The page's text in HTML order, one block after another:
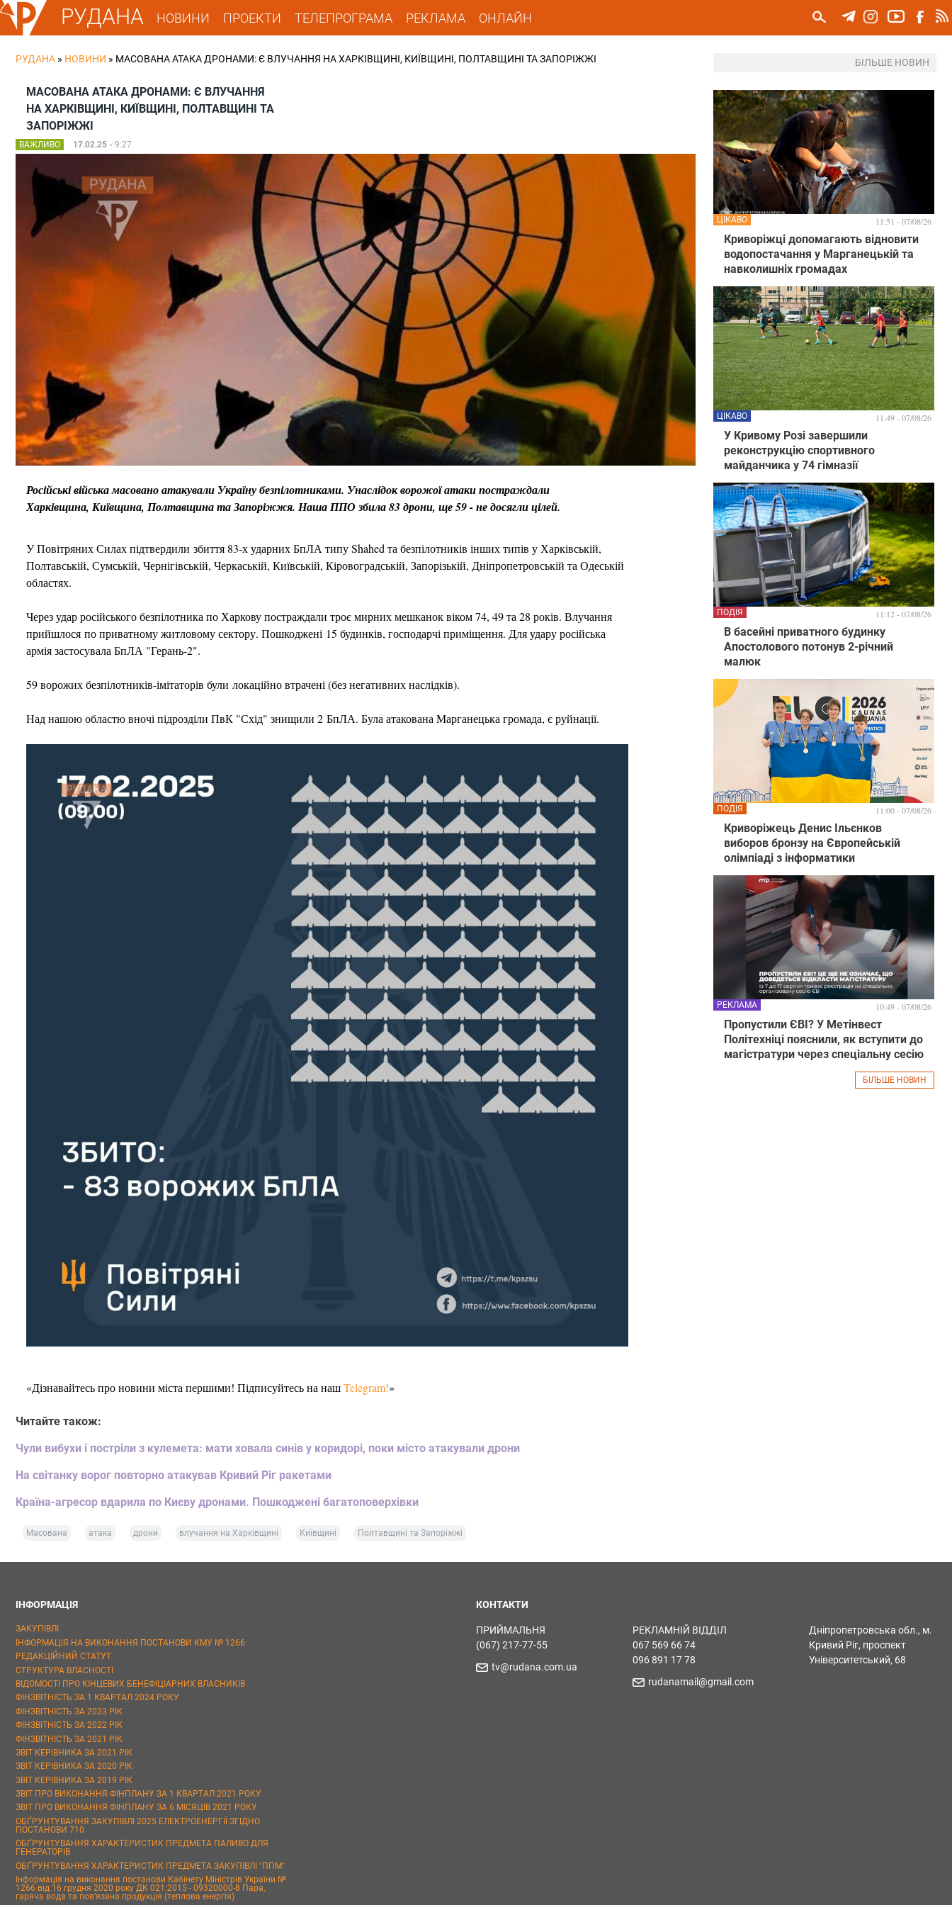
РУДАНА НОВИНИ ПРОЕКТИ ТЕЛЕПРОГРАМА РЕКЛАМА ОНЛАЙН
РУДАНА » НОВИНИ » МАСОВАНА АТАКА ДРОНАМИ: Є ВЛУЧАННЯ НА ХАРКІВЩИНІ, КИЇВЩИНІ, ПОЛТАВЩИНІ ТА ЗАПОРІЖЖІ
МАСОВАНА АТАКА ДРОНАМИ: Є ВЛУЧАННЯ
НА ХАРКІВЩИНІ, КИЇВЩИНІ, ПОЛТАВЩИНІ ТА
ЗАПОРІЖЖІ
ВАЖЛИВО 17.02.25 - 9:27
Російські війська масовано атакували Україну безпілотниками. Унаслідок ворожої атаки постраждали
Харківщина, Київщина, Полтавщина та Запоріжжя. Наша ППО збила 83 дрони, ще 59 - не досягли цілей.
У Повітряних Силах підтвердили збиття 83-х ударних БпЛА типу Shahed та безпілотників інших типів у Харківській,
Полтавській, Сумській, Чернігівській, Черкаській, Київській, Кіровоградській, Запорізькій, Дніпропетровській та Одеській
областях.
Через удар російського безпілотника по Харкову постраждали троє мирних мешканок віком 74, 49 та 28 років. Влучання
прийшлося по приватному житловому сектору. Пошкоджені 15 будинків, господарчі приміщення. Для удару російська
армія застосувала БпЛА "Герань-2".
59 ворожих безпілотників-імітаторів були локаційно втрачені (без негативних наслідків).
Над нашою областю вночі підрозділи ПвК "Схід" знищили 2 БпЛА. Була атакована Марганецька громада, є руйнації.
«Дізнавайтесь про новини міста першими! Підписуйтесь на нашTelegram!»
Читайте також:
Чули вибухи і постріли з кулемета: мати ховала синів у коридорі, поки місто атакували дрони
На світанку ворог повторно атакував Кривий Ріг ракетами
Країна-агресор вдарила по Києву дронами. Пошкоджені багатоповерхівки
Масована атака дрони влучання на Харківщині Київщині Полтавщині та Запоріжжі
БІЛЬШЕ НОВИН
Криворіжці допомагають відновити
водопостачання у Марганецькій та
навколишніх громадах
ЦІКАВО 11:51 - 07/08/26
У Кривому Розі завершили
реконструкцію спортивного
майданчика у 74 гімназії
ЦІКАВО 11:49 - 07/08/26
В басейні приватного будинку
Апостолового потонув 2-річний
малюк
ПОДІЯ 11:12 - 07/08/26
Криворіжець Денис Ільєнков
виборов бронзу на Європейській
олімпіаді з інформатики
ПОДІЯ 11:00 - 07/08/26
Пропустили ЄВІ? У Метінвест
Політехніці пояснили, як вступити до
магістратури через спеціальну сесію
РЕКЛАМА 10:49 - 07/08/26
БІЛЬШЕ НОВИН
ІНФОРМАЦІЯ
ЗАКУПІВЛІ
ІНФОРМАЦІЯ НА ВИКОНАННЯ ПОСТАНОВИ КМУ № 1266
РЕДАКЦІЙНИЙ СТАТУТ
СТРУКТУРА ВЛАСНОСТІ
ВІДОМОСТІ ПРО КІНЦЕВИХ БЕНЕФІЦІАРНИХ ВЛАСНИКІВ
ФІНЗВІТНІСТЬ ЗА 1 КВАРТАЛ 2024 РОКУ
ФІНЗВІТНІСТЬ ЗА 2023 РІК
ФІНЗВІТНІСТЬ ЗА 2022 РІК
ФІНЗВІТНІСТЬ ЗА 2021 РІК
ЗВІТ КЕРІВНИКА ЗА 2021 РІК
ЗВІТ КЕРІВНИКА ЗА 2020 РІК
ЗВІТ КЕРІВНИКА ЗА 2019 РІК
ЗВІТ ПРО ВИКОНАННЯ ФІНПЛАНУ ЗА 1 КВАРТАЛ 2021 РОКУ
ЗВІТ ПРО ВИКОНАННЯ ФІНПЛАНУ ЗА 6 МІСЯЦІВ 2021 РОКУ
ОБҐРУНТУВАННЯ ЗАКУПІВЛІ 2025 ЕЛЕКТРОЕНЕРГІЇ ЗГІДНО
ПОСТАНОВИ 710
ОБҐРУНТУВАННЯ ХАРАКТЕРИСТИК ПРЕДМЕТА ПАЛИВО ДЛЯ
ГЕНЕРАТОРІВ
ОБҐРУНТУВАННЯ ХАРАКТЕРИСТИК ПРЕДМЕТА ЗАКУПІВЛІ "ППМ"
Інформація на виконання постанови Кабінету Міністрів України №
1266 від 16 грудня 2020 року ДК 021:2015 - 09320000-8 Пара,
гаряча вода та пов’язана продукція (теплова енергія)
КОНТАКТИ
ПРИЙМАЛЬНЯ
(067) 217-77-55
tv@rudana.com.ua
РЕКЛАМНІЙ ВІДДІЛ
067 569 66 74
096 891 17 78
rudanamail@gmail.com
Дніпропетровська обл., м.
Кривий Ріг, проспект
Університетський, 68